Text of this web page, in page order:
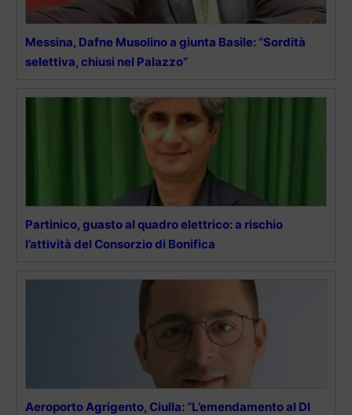
Messina, Dafne Musolino a giunta Basile: “Sordità
selettiva, chiusi nel Palazzo”
Partinico, guasto al quadro elettrico: a rischio
l’attività del Consorzio di Bonifica
Aeroporto Agrigento, Ciulla: “L’emendamento al Dl